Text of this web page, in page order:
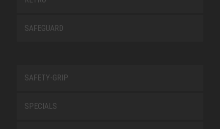
SAFEGUARD
SAFETY-GRIP
SPECIALS